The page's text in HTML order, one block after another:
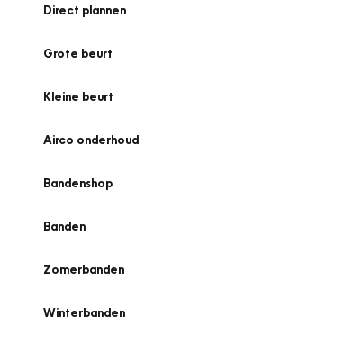
Direct plannen
Grote beurt
Kleine beurt
Airco onderhoud
Bandenshop
Banden
Zomerbanden
Winterbanden